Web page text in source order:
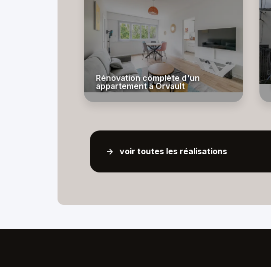
Rénovation complète d'un
appartement à Orvault
-> voir toutes les réalisations